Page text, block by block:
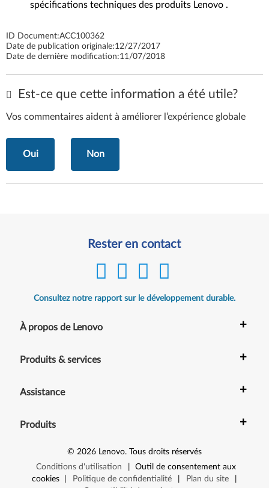
spécifications techniques des produits Lenovo .
ID Document:ACC100362
Date de publication originale:12/27/2017
Date de dernière modification:11/07/2018
Est-ce que cette information a été utile?
Vos commentaires aident à améliorer l’expérience globale
Oui Non
Rester en contact
Consultez notre rapport sur le développement durable.
À propos de Lenovo +
Produits & services +
Assistance +
Produits +
© 2026 Lenovo. Tous droits réservés
Conditions d'utilisation
Outil de consentement aux
cookies
Politique de confidentialité Plan du site